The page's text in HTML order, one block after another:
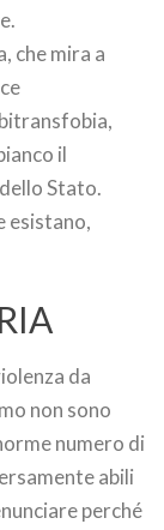
che mira a
il
Stato.
esistano,
da
non sono
numero di
abili
perché